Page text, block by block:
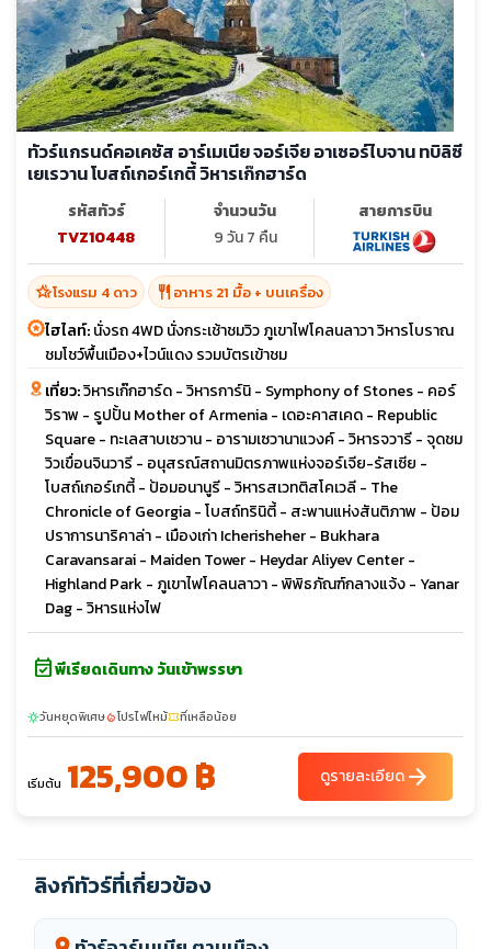
ทัวร์แกรนด์คอเคซัส อาร์เมเนีย จอร์เจีย อาเซอร์ไบจาน ทบิลิซี
เยเรวาน โบสถ์เกอร์เกตี้ วิหารเก๊กฮาร์ด
รหัสทัวร์
TVZ10448
จำนวนวัน
9 วัน 7 คืน
สายการบิน
hotel_classโรงแรม 4 ดาว restaurant อาหาร 21 มื้อ + บนเครื่อง
ไฮไลท์:นั่งรถ 4WD นั่งกระเช้าชมวิว ภูเขาไฟโคลนลาวา วิหารโบราณ
ชมโชว์พื้นเมือง+ไวน์แดง รวมบัตรเข้าชม
เที่ยว:วิหารเก๊กฮาร์ด - วิหารการ์นิ - Symphony of Stones - คอร์
วิราพ - รูปปั้น Mother of Armenia - เดอะคาสเคด - Republic
Square - ทะเลสาบเซวาน - อารามเซวานาแวงค์ - วิหารจวารี - จุดชม
วิวเขื่อนจินวารี - อนุสรณ์สถานมิตรภาพแห่งจอร์เจีย-รัสเซีย -
โบสถ์เกอร์เกตี้ - ป้อมอนานูรี - วิหารสเวทติสโคเวลี - The
Chronicle of Georgia - โบสถ์ทรินิตี้ - สะพานแห่งสันติภาพ - ป้อม
ปราการนาริคาล่า - เมืองเก่า Icherisheher - Bukhara
Caravansarai - Maiden Tower - Heydar Aliyev Center -
Highland Park - ภูเขาไฟโคลนลาวา - พิพิธภัณฑ์กลางแจ้ง - Yanar
Dag - วิหารแห่งไฟ
event_availableพีเรียดเดินทาง วันเข้าพรรษา
sunnyวันหยุดพิเศษlocal_fire_departmentโปรไฟไหม้confirmation_numberที่เหลือน้อย
เริ่มต้น 125,900 ฿ ดูรายละเอียดarrow_forward
ลิงก์ทัวร์ที่เกี่ยวข้อง